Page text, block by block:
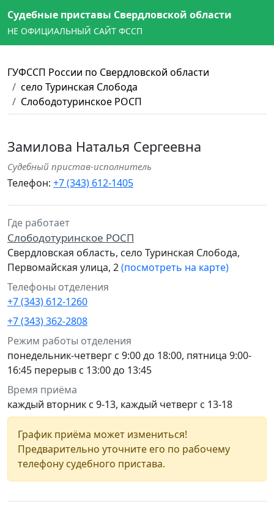
Судебные приставы Свердловской области
НЕ ОФИЦИАЛЬНЫЙ САЙТ ФССП
ГУФССП России по Свердловской области
село Туринская Слобода
Слободотуринское РОСП
Замилова Наталья Сергеевна
Судебный пристав-исполнитель
Телефон: +7 (343) 612-1405
Где работает
Слободотуринское РОСП
Свердловская область, село Туринская Слобода,
Первомайская улица, 2(посмотреть на карте)
Телефоны отделения
+7 (343) 612-1260
+7 (343) 362-2808
Режим работы отделения
понедельник-четверг с 9:00 до 18:00, пятница 9:00-
16:45 перерыв с 13:00 до 13:45
Время приёма
каждый вторник с 9-13, каждый четверг с 13-18
График приёма может измениться!
Предварительно уточните его по рабочему
телефону судебного пристава.